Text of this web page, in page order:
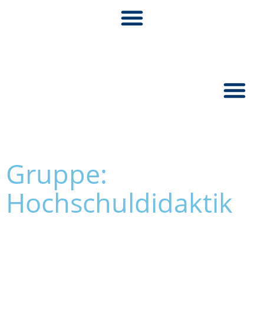
Gruppe:
Hochschuldidaktik